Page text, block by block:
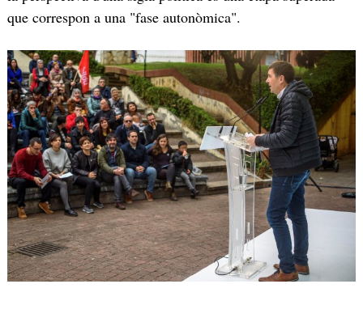
que correspon a una "fase autonòmica".